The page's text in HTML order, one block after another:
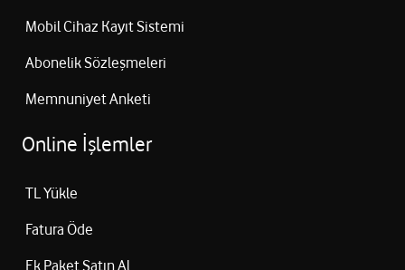
Mobil Cihaz Kayıt Sistemi
Abonelik Sözleşmeleri
Memnuniyet Anketi
Online İşlemler
TL Yükle
Fatura Öde
Ek Paket Satın Al